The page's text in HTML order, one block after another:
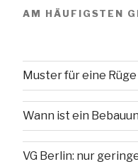
AM HÄUFIGSTEN
Muster für eine
Wann ist ein
VG Berlin: nur